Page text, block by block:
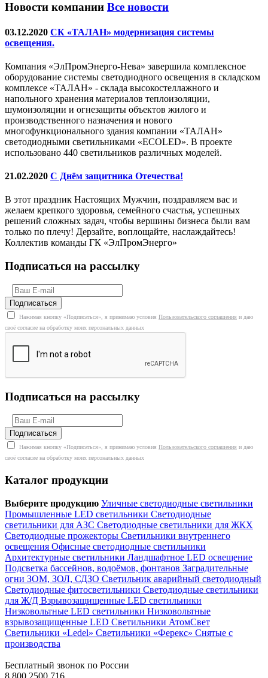
Новости компании Все новости
03.12.2020 СК «ТАЛАН» модернизация системы
освещения.
Компания «ЭлПромЭнерго-Нева» завершила комплексное
оборудование системы светодиодного освещения в складском
комплексе «ТАЛАН» - склада высокостеллажного и
напольного хранения материалов теплоизоляции,
шумоизоляции и огнезащиты объектов жилого и
производственного назначения и нового
многофункционального здания компании «ТАЛАН»
светодиодными светильниками «ECOLED». В проекте
использовано 440 светильников различных моделей.
21.02.2020 С Днём защитника Отечества!
В этот праздник Настоящих Мужчин, поздравляем вас и
желаем крепкого здоровья, семейного счастья, успешных
решений сложных задач, чтобы вершины бизнеса были вам
только по плечу! Дерзайте, воплощайте, наслаждайтесь!
Коллектив команды ГК «ЭлПромЭнерго»
Подписаться на рассылку
Нажимая кнопку «Подписаться», я принимаю условия Пользовательского соглашения и даю
своё согласие на обработку моих персональных данных
Подписаться на рассылку
Нажимая кнопку «Подписаться», я принимаю условия Пользовательского соглашения и даю
своё согласие на обработку моих персональных данных
Каталог продукции
Выберите продукцию Уличные светодиодные светильники
Промышленные LED светильники Светодиодные
светильники для АЗС Светодиодные светильники для ЖКХ
Светодиодные прожекторы Светильники внутреннего
освещения Офисные светодиодные светильники
Архитектурные светильники Ландшафтное LED освещение
Подсветка бассейнов, водоёмов, фонтанов Заградительные
огни ЗОМ, ЗОЛ, СДЗО Светильник аварийный светодиодный
Светодиодные фитосветильники Светодиодные светильники
для Ж/Д Взрывозащищенные LED светильники
Низковольтные LED светильники Низковольтные
взрывозащищенные LED Светильники АтомСвет
Светильники «Ledel» Светильники «Ферекс» Снятые с
производства
Бесплатный звонок по России
8 800 2500 716